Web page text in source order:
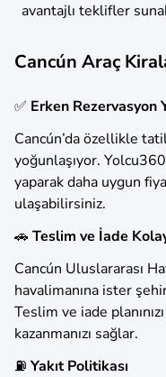
avantajlı teklifler
Cancún Araç
✅ Erken Rezervasyon
Cancún’da özellikle
yoğunlaşıyor.
yaparak daha uygun
ulaşabilirsiniz.
🚗 Teslim ve İade
Cancún Uluslararası
havalimanına ister
Teslim ve iade
kazanmanızı sağlar.
⛽ Yakıt Politikası